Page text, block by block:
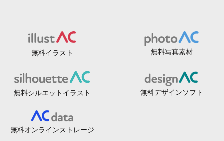
無料イラスト 無料写真素材
無料シルエットイラスト 無料デザインソフト
無料オンラインストレージ